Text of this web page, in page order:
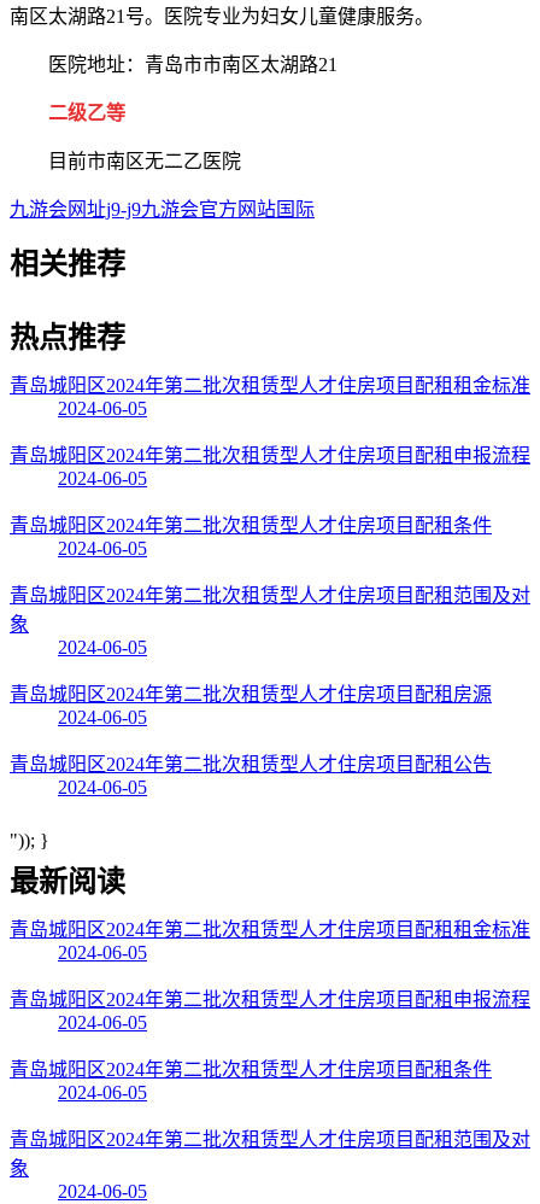
南区太湖路21号。医院专业为妇女儿童健康服务。
医院地址：青岛市市南区太湖路21
二级乙等
目前市南区无二乙医院
九游会网址j9-j9九游会官方网站国际
相关推荐
热点推荐
青岛城阳区2024年第二批次租赁型人才住房项目配租租金标准
2024-06-05
青岛城阳区2024年第二批次租赁型人才住房项目配租申报流程
2024-06-05
青岛城阳区2024年第二批次租赁型人才住房项目配租条件
2024-06-05
青岛城阳区2024年第二批次租赁型人才住房项目配租范围及对
象
2024-06-05
青岛城阳区2024年第二批次租赁型人才住房项目配租房源
2024-06-05
青岛城阳区2024年第二批次租赁型人才住房项目配租公告
2024-06-05
")); }
最新阅读
青岛城阳区2024年第二批次租赁型人才住房项目配租租金标准
2024-06-05
青岛城阳区2024年第二批次租赁型人才住房项目配租申报流程
2024-06-05
青岛城阳区2024年第二批次租赁型人才住房项目配租条件
2024-06-05
青岛城阳区2024年第二批次租赁型人才住房项目配租范围及对
象
2024-06-05